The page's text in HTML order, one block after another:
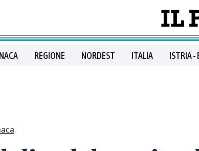
REGIONE NORDEST ITALIA ISTRIA -